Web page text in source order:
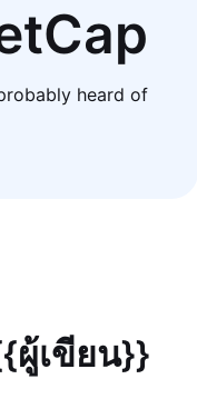
heard of
ผู้เขียน}}